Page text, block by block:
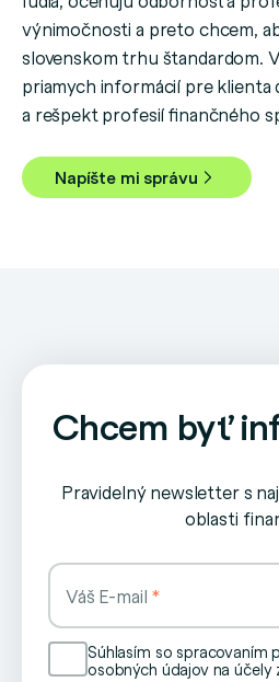
výnimočnosti a preto chcem,
slovenskom trhu štandardom.
priamych informácií pre klienta
a rešpekt profesií finančného
Napíšte mi správu
Chcem byť
Pravidelný newsletter s
oblasti
Váš E-mail
Súhlasím so spracovaním
osobných údajov na účely